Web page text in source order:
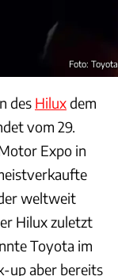
Foto: Toyota
des Hiluxdem
vom 29.
Expo in
weltweit
Hilux zuletzt
Toyota im
up aber bereits